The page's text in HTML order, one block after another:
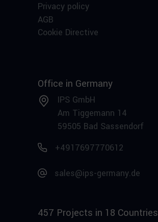
Privacy policy
AGB
Cookie Directive
Office in Germany
IPS GmbH
Am Tiggemann 14
59505 Bad Sassendorf
+4917697770612
sales@ips-germany.de
457 Projects in 18 Countries